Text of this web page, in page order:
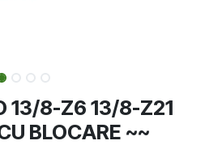
13/8-Z6 13/8-Z21
BLOCARE ~~